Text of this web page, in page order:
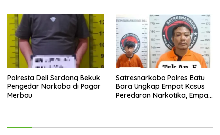
Polresta Deli Serdang Bekuk
Pengedar Narkoba di Pagar
Merbau
Satresnarkoba Polres Batu
Bara Ungkap Empat Kasus
Peredaran Narkotika, Empat